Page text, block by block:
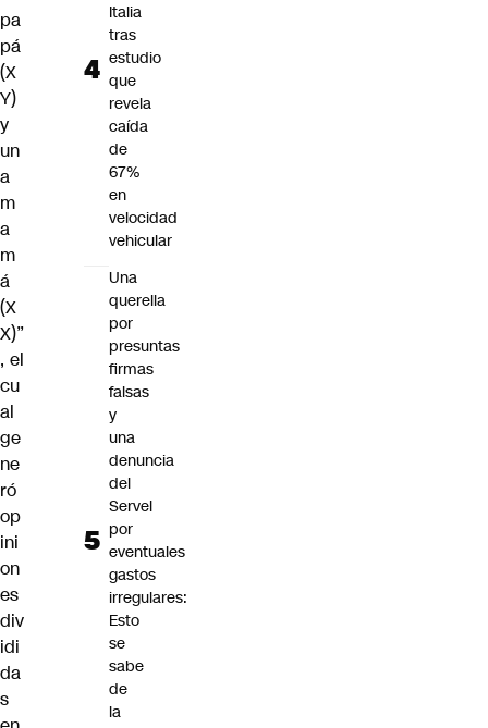
pa
pá
(X
Y)
y
un
a
m
a
m
á
(X
X)”
, el
cu
al
ge
ne
ró
op
ini
on
es
div
idi
da
s
Italia
tras
estudio
que
revela
caída
de
67%
en
velocidad
vehicular
Una
querella
por
presuntas
firmas
falsas
y
una
denuncia
del
Servel
por
eventuales
gastos
irregulares:
Esto
se
sabe
de
la